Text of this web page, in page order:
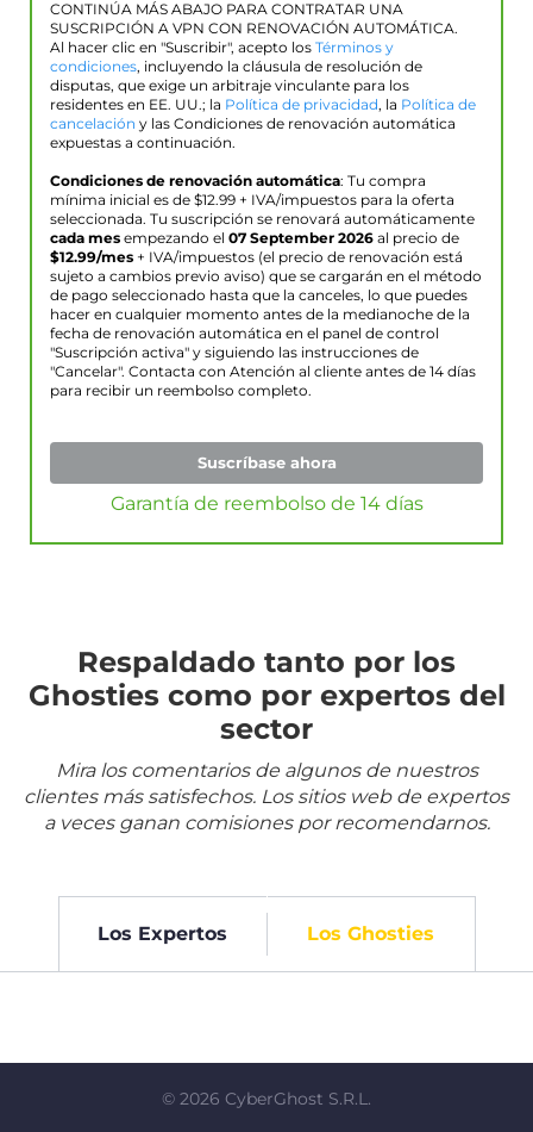
CONTINÚA MÁS ABAJO PARA CONTRATAR UNA
SUSCRIPCIÓN A VPN CON RENOVACIÓN AUTOMÁTICA.
Al hacer clic en "Suscribir", acepto los Términos y
condiciones, incluyendo la cláusula de resolución de
disputas, que exige un arbitraje vinculante para los
residentes en EE. UU.; la Política de privacidad, la Política de
cancelación y las Condiciones de renovación automática
expuestas a continuación.
Condiciones de renovación automática: Tu compra
mínima inicial es de $12.99 + IVA/impuestos para la oferta
seleccionada. Tu suscripción se renovará automáticamente
cada mes empezando el 07 September 2026 al precio de
$12.99/mes + IVA/impuestos (el precio de renovación está
sujeto a cambios previo aviso) que se cargarán en el método
de pago seleccionado hasta que la canceles, lo que puedes
hacer en cualquier momento antes de la medianoche de la
fecha de renovación automática en el panel de control
"Suscripción activa" y siguiendo las instrucciones de
"Cancelar". Contacta con Atención al cliente antes de 14 días
para recibir un reembolso completo.
Suscríbase ahora
Garantía de reembolso de 14 días
Respaldado tanto por los
Ghosties como por expertos del
sector
Mira los comentarios de algunos de nuestros
clientes más satisfechos. Los sitios web de expertos
a veces ganan comisiones por recomendarnos.
Los Expertos Los Ghosties
© 2026 CyberGhost S.R.L.